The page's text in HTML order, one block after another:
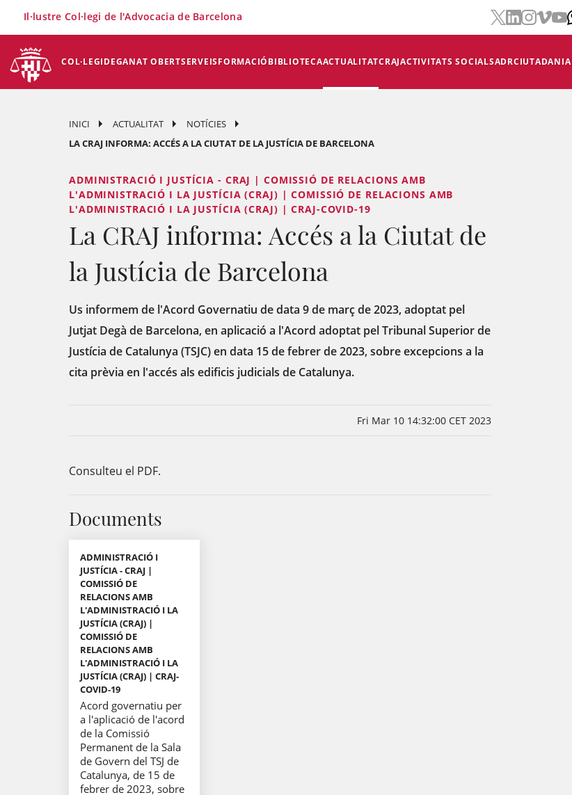
COL·LEGIDEGANAT OBERTSERVEISFORMACIÓBIBLIOTECAACTUALITATCRAJACTIVITATS SOCIALSADRCIUTADANIA
Il·lustre Col·legi de l'Advocacia de Barcelona
INICI ACTUALITAT
NOTÍCIES
LA CRAJ INFORMA: ACCÉS A LA CIUTAT DE LA JUSTÍCIA DE BARCELONA
ADMINISTRACIÓ I JUSTÍCIA - CRAJ | COMISSIÓ DE RELACIONS AMB
L'ADMINISTRACIÓ I LA JUSTÍCIA (CRAJ) | COMISSIÓ DE RELACIONS AMB
L'ADMINISTRACIÓ I LA JUSTÍCIA (CRAJ) | CRAJ-COVID-19
La CRAJ informa: Accés a la Ciutat de
la Justícia de Barcelona
Us informem de l'Acord Governatiu de data 9 de març de 2023, adoptat pel
Jutjat Degà de Barcelona, en aplicació a l'Acord adoptat pel Tribunal Superior de
Justícia de Catalunya (TSJC) en data 15 de febrer de 2023, sobre excepcions a la
cita prèvia en l'accés als edificis judicials de Catalunya.
Fri Mar 10 14:32:00 CET 2023
Consulteu el PDF.
Documents
ADMINISTRACIÓ I
JUSTÍCIA - CRAJ |
COMISSIÓ DE
RELACIONS AMB
L'ADMINISTRACIÓ I LA
JUSTÍCIA (CRAJ) |
COMISSIÓ DE
RELACIONS AMB
L'ADMINISTRACIÓ I LA
JUSTÍCIA (CRAJ) | CRAJ-
COVID-19
Acord governatiu per
a l'aplicació de l'acord
de la Comissió
Permanent de la Sala
de Govern del TSJ de
Catalunya, de 15 de
febrer de 2023, sobre